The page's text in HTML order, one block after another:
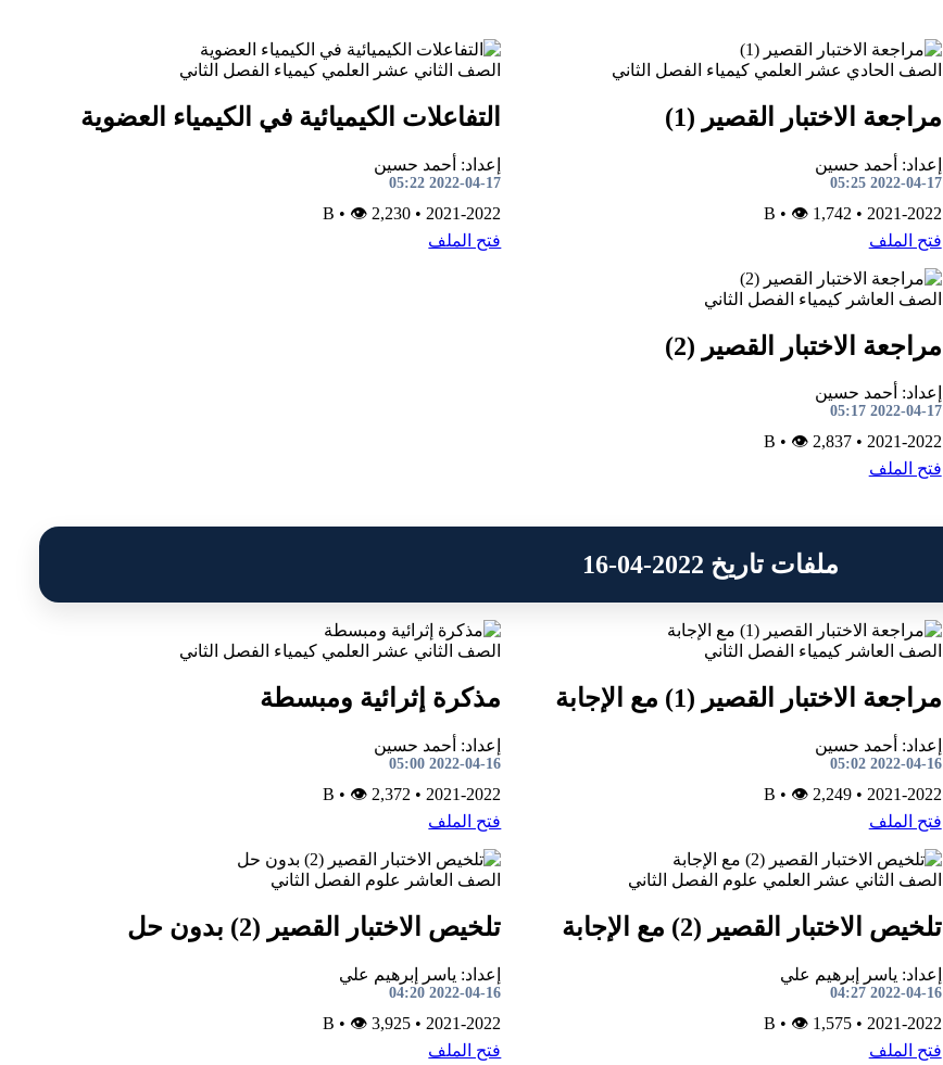
الصف الحادي عشر العلمي كيمياء الفصل الثاني
مراجعة الاختبار القصير (1)
إعداد: أحمد حسين
2022-04-17 05:25
2021-2022
•
• 👁 1,742
فتح الملف
الصف الثاني عشر العلمي كيمياء الفصل الثاني
التفاعلات الكيميائية في الكيمياء العضوية
إعداد: أحمد حسين
2022-04-17 05:22
2021-2022
•
• 👁 2,230
فتح الملف
الصف العاشر كيمياء الفصل الثاني
مراجعة الاختبار القصير (2)
إعداد: أحمد حسين
2022-04-17 05:17
2021-2022
•
B
• 👁 2,837
فتح الملف
ملفات تاريخ 2022-04-16
الصف العاشر كيمياء الفصل الثاني
مراجعة الاختبار القصير (1) مع الإجابة
إعداد: أحمد حسين
2022-04-16 05:02
2021-2022
•
B
• 👁 2,249
فتح الملف
الصف الثاني عشر العلمي كيمياء الفصل الثاني
مذكرة إثرائية ومبسطة
إعداد: أحمد حسين
2022-04-16 05:00
2021-2022
•
• 👁 2,372
فتح الملف
الصف الثاني عشر العلمي علوم الفصل الثاني
تلخيص الاختبار القصير (2) مع الإجابة
إعداد: ياسر إبرهيم علي
2022-04-16 04:27
2021-2022
•
B
• 👁 1,575
فتح الملف
الصف العاشر علوم الفصل الثاني
تلخيص الاختبار القصير (2) بدون حل
إعداد: ياسر إبرهيم علي
2022-04-16 04:20
2021-2022
•
• 👁 3,925
فتح الملف